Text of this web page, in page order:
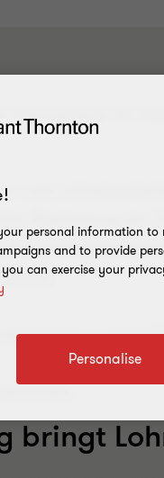
für
und
Überlassung der
der
bringt
personal information
and to provide
can exercise your
Personalise